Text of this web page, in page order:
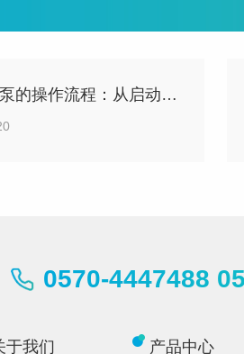
程：从启动到供水的人机交互逻辑
0570-4447488
于我们 产品中心